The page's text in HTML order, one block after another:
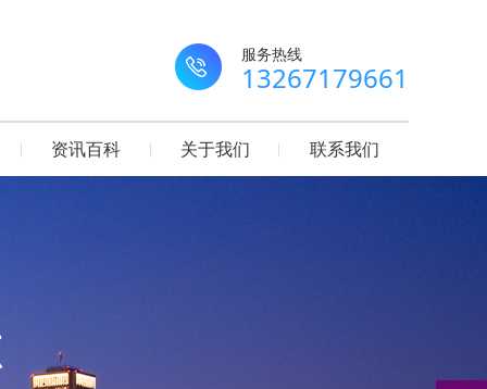
服务热线
13267179661
资讯百科 关于我们 联系我们